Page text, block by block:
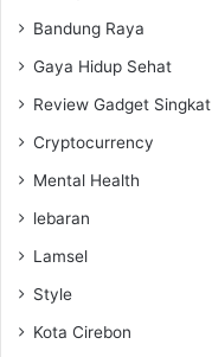
Bandung Raya
Gaya Hidup Sehat
Review Gadget Singkat
Cryptocurrency
Mental Health
lebaran
Lamsel
Style
Kota Cirebon